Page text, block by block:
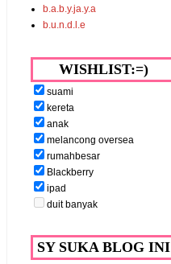
b.a.b.y.ja.y.a
b.u.n.d.l.e
WISHLIST:=)
suami
kereta
anak
melancong oversea
rumahbesar
Blackberry
ipad
duit banyak
SY SUKA BLOG INI